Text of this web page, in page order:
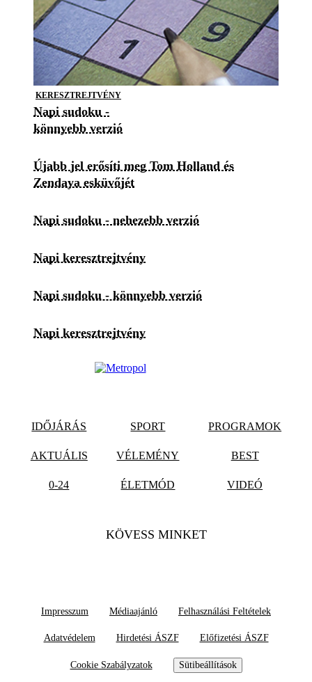
KERESZTREJTVÉNY
Napi sudoku -
könnyebb verzió
Újabb jel erősíti meg Tom Holland és
Zendaya esküvőjét
Napi sudoku - nehezebb verzió
Napi keresztrejtvény
Napi sudoku - könnyebb verzió
Napi keresztrejtvény
IDŐJÁRÁS SPORT PROGRAMOK
AKTUÁLIS VÉLEMÉNY BEST
0-24 ÉLETMÓD VIDEÓ
KÖVESS MINKET
Impresszum Médiaajánló Felhasználási Feltételek
Adatvédelem Hirdetési ÁSZF Előfizetési ÁSZF
Cookie Szabályzatok Sütibeállítások